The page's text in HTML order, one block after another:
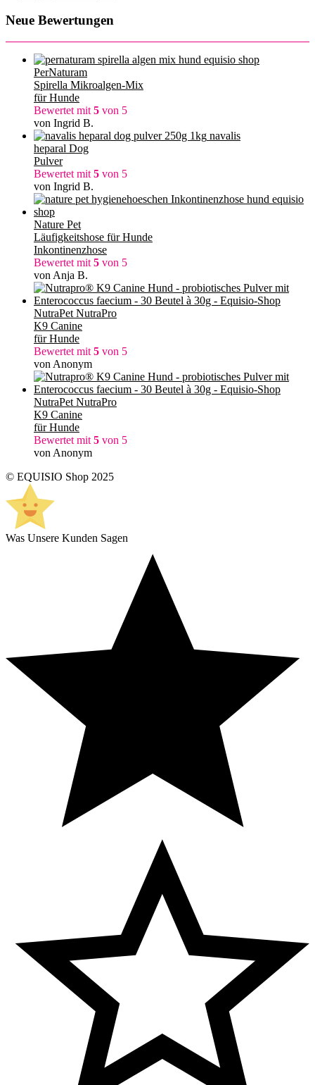
Neue Bewertungen
PerNaturam
Spirella Mikroalgen-Mix
für Hunde
Bewertet mit 5 von 5
von Ingrid B.
navalis
heparal Dog
Pulver
Bewertet mit 5 von 5
von Ingrid B.
Nature Pet
Läufigkeitshose für Hunde
Inkontinenzhose
Bewertet mit 5 von 5
von Anja B.
NutraPet NutraPro
K9 Canine
für Hunde
Bewertet mit 5 von 5
von Anonym
NutraPet NutraPro
K9 Canine
für Hunde
Bewertet mit 5 von 5
von Anonym
© EQUISIO Shop 2025
Was Unsere Kunden Sagen